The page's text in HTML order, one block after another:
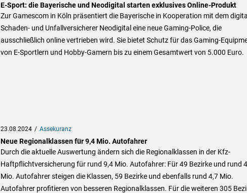
E-Sport: die Bayerische und Neodigital starten exklusives Online-Produkt
Zur Gamescom in Köln präsentiert die Bayerische in Kooperation mit dem
Schaden- und Unfallversicherer Neodigital eine neue Gaming-Police, die
ausschließlich online vertrieben wird. Sie bietet Schutz für das Gaming-
von E-Sportlern und Hobby-Gamern bis zu einem Gesamtwert von 5.000 Euro.
23.08.2024 Assekuranz
Neue Regionalklassen für 9,4 Mio. Autofahrer
Durch die aktuelle Auswertung ändern sich die Regionalklassen in der Kfz-
Haftpflichtversicherung für rund 9,4 Mio. Autofahrer: Für 49 Bezirke und rund
Mio. Autofahrer steigen die Klassen, 59 Bezirke und ebenfalls rund 4,7 Mio.
Autofahrer profitieren von besseren Regionalklassen. Für die weiteren 305